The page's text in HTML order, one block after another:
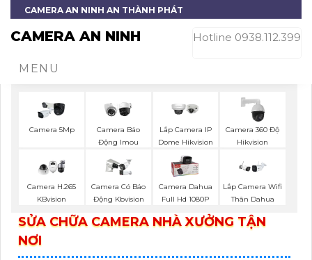
CAMERA AN NINH AN THÀNH PHÁT
CAMERA AN NINH Hotline 0938.112.399
MENU
Camera 5Mp
Camera Báo
Động Imou
Lắp Camera IP
Dome Hikvision
Camera 360 Độ
Hikvision
Camera H.265
KBvision
Camera Có Báo
Động Kbvision
Camera Dahua
Full Hd 1080P
Lắp Camera Wifi
Thân Dahua
SỬA CHỮA CAMERA NHÀ XƯỞNG TẬN
NƠI